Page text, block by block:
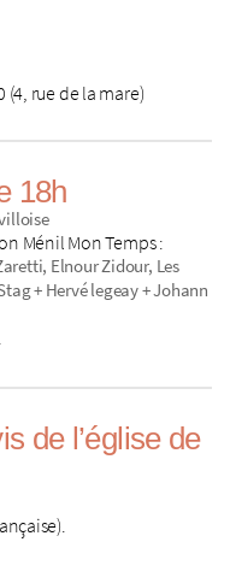
(4, rue de la mare)
18h
Ménil Mon Temps :
Elnour Zidour, Les
+ Hervé legeay + Johann
de l’église de